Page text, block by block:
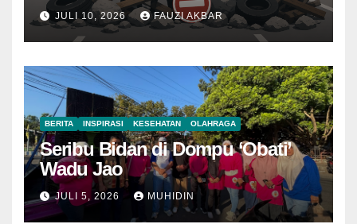
JULI 10, 2026 FAUZI AKBAR
BERITA INSPIRASI KESEHATAN OLAHRAGA
Seribu Bidan di Dompu ‘Obati’
Wadu Jao
JULI 5, 2026 MUHIDIN